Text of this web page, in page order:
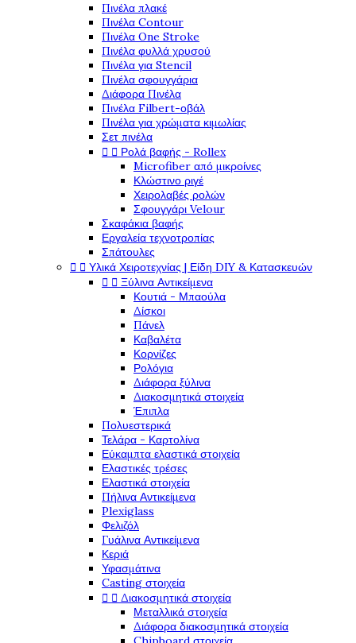
Πινέλα πλακέ
Πινέλα Contour
Πινέλα One Stroke
Πινέλα φυλλά χρυσού
Πινέλα για Stencil
Πινέλα σφουγγάρια
Διάφορα Πινέλα
Πινέλα Filbert-οβάλ
Πινέλα για χρώματα κιμωλίας
Σετ πινέλα
  Ρολά βαφής - Rollex
Microfiber από μικροίνες
Κλώστινο ριγέ
Χειρολαβές ρολών
Σφουγγάρι Velour
Σκαφάκια βαφής
Εργαλεία τεχνοτροπίας
Σπάτουλες
  Υλικά Χειροτεχνίας | Είδη DIY & Κατασκευών
  Ξύλινα Αντικείμενα
Κουτιά - Μπαούλα
Δίσκοι
Πάνελ
Καβαλέτα
Κορνίζες
Ρολόγια
Διάφορα ξύλινα
Διακοσμητικά στοιχεία
Έπιπλα
Πολυεστερικά
Τελάρα - Καρτολίνα
Εύκαμπτα ελαστικά στοιχεία
Ελαστικές τρέσες
Ελαστικά στοιχεία
Πήλινα Αντικείμενα
Plexiglass
Φελιζόλ
Γυάλινα Αντικείμενα
Κεριά
Υφασμάτινα
Casting στοιχεία
  Διακοσμητικά στοιχεία
Μεταλλικά στοιχεία
Διάφορα διακοσμητικά στοιχεία